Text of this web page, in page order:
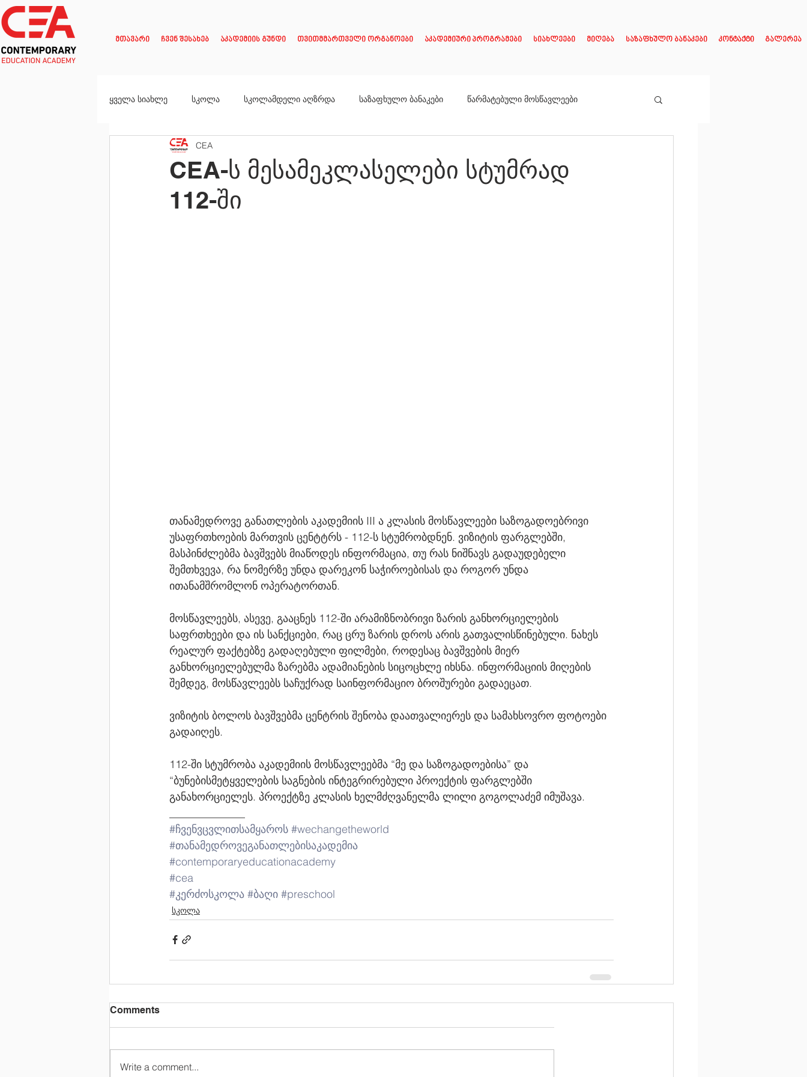
მთავარი ჩვენ შესახებ აკადემიის გუნდი თვითმმართველი ორგანოები აკადემიური პროგრამები სიახლეები მიღება საზაფხულო ბანაკები კონტაქტი გალერეა
ყველა სიახლე სკოლა სკოლამდელი აღზრდა საზაფხულო ბანაკები წარმატებული მოსწავლეები
CEA-ს მესამეკლასელები სტუმრად
112-ში
CEA
თანამედროვე განათლების აკადემიის III ა კლასის მოსწავლეები საზოგადოებრივი
უსაფრთხოების მართვის ცენტტრს - 112-ს სტუმრობდნენ. ვიზიტის ფარგლებში,
მასპინძლებმა ბავშვებს მიაწოდეს ინფორმაცია, თუ რას ნიშნავს გადაუდებელი
შემთხვევა, რა ნომერზე უნდა დარეკონ საჭიროებისას და როგორ უნდა
ითანამშრომლონ ოპერატორთან.
მოსწავლეებს, ასევე, გააცნეს 112-ში არამიზნობრივი ზარის განხორციელების
საფრთხეები და ის სანქციები, რაც ცრუ ზარის დროს არის გათვალისწინებული. ნახეს
რეალურ ფაქტებზე გადაღებული ფილმები, როდესაც ბავშვების მიერ
განხორციელებულმა ზარებმა ადამიანების სიცოცხლე იხსნა. ინფორმაციის მიღების
შემდეგ, მოსწავლეებს საჩუქრად საინფორმაციო ბროშურები გადაეცათ.
ვიზიტის ბოლოს ბავშვებმა ცენტრის შენობა დაათვალიერეს და სამახსოვრო ფოტოები
გადაიღეს.
112-ში სტუმრობა აკადემიის მოსწავლეებმა “მე და საზოგადოებისა” და
“ბუნებისმეტყველების საგნების ინტეგრირებული პროექტის ფარგლებში
განახორციელეს. პროექტზე კლასის ხელმძღვანელმა ლილი გოგოლაძემ იმუშავა.
#ჩვენვცვლითსამყაროს #wechangetheworld
#თანამედროვეგანათლებისაკადემია
#contemporaryeducationacademy
#cea
#კერძოსკოლა #ბაღი #preschool
სკოლა
Comments
Write a comment...